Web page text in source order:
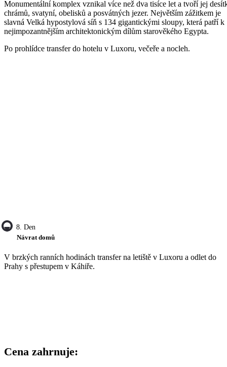
Monumentální komplex vznikal více než dva tisíce let a tvoří jej
chrámů, svatyní, obelisků a posvátných jezer. Největším zážitkem je
slavná Velká hypostylová síň s 134 gigantickými sloupy, která patří k
nejimpozantnějším architektonickým dílům starověkého Egypta.
Po prohlídce transfer do hotelu v Luxoru, večeře a nocleh.
8. Den
Návrat domů
V brzkých ranních hodinách transfer na letiště v Luxoru a odlet do
Prahy s přestupem v Káhiře.
Cena zahrnuje: